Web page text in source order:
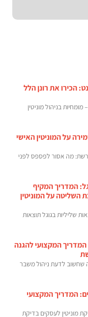
הכירו את רונן הלל
רונן הלל ו־Monitin Net – מומחיות בניהול מוניטין
על המוניטין האישי
מה אסור לפספס לפני
המדריך המקיף
השליטה על המוניטין
שליליות בגוגל תוצאות
המדריך המקצועי להגנה
שחשוב לדעת ניהול משבר
המדריך המקצועי
מוניטין לעסקים בדיקת